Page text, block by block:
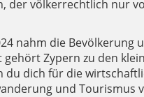
der völkerrechtlich nur
nahm die
Zypern zu den
dich für die
und Tourismus